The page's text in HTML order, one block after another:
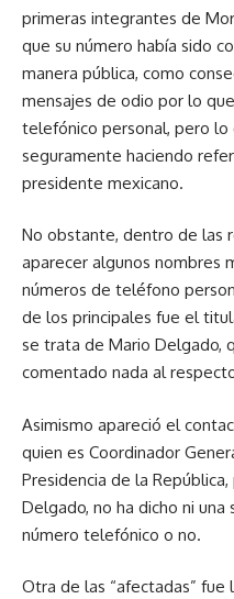
primeras integrantes de
que su número había sido
manera pública, como
mensajes de odio por lo
telefónico personal, pero lo
seguramente haciendo
presidente mexicano.
No obstante, dentro de las
aparecer algunos nombres
números de teléfono
de los principales fue el
se trata de Mario Delgado,
comentado nada al
Asimismo apareció el
quien es Coordinador
Presidencia de la
Delgado, no ha dicho ni
número telefónico o no.
Otra de las “afectadas” fue